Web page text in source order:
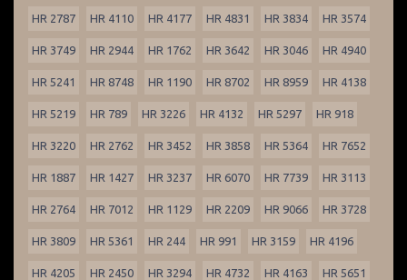
HR 2787 HR 4110 HR 4177 HR 4831 HR 3834 HR 3574
HR 3749 HR 2944 HR 1762 HR 3642 HR 3046 HR 4940
HR 5241 HR 8748 HR 1190 HR 8702 HR 8959 HR 4138
HR 5219 HR 789 HR 3226 HR 4132 HR 5297 HR 918
HR 3220 HR 2762 HR 3452 HR 3858 HR 5364 HR 7652
HR 1887 HR 1427 HR 3237 HR 6070 HR 7739 HR 3113
HR 2764 HR 7012 HR 1129 HR 2209 HR 9066 HR 3728
HR 3809 HR 5361 HR 244 HR 991 HR 3159 HR 4196
HR 4205 HR 2450 HR 3294 HR 4732 HR 4163 HR 5651